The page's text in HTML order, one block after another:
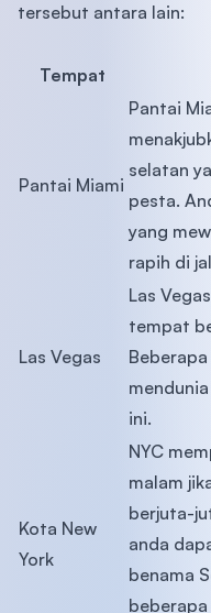
tersebut antara lain:
Tempat
Pantai Miami
Pantai
selatan
pesta.
yang
rapih di
Las Vegas
Las
tempat
ini.
Kota New
York
NYC
malam
berjuta-
anda
benama